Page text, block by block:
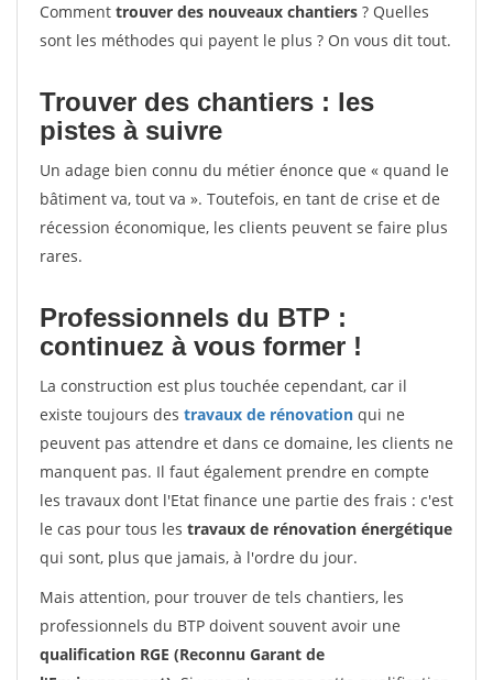
Comment trouver des nouveaux chantiers ? Quelles
sont les méthodes qui payent le plus ? On vous dit tout.
Trouver des chantiers : les
pistes à suivre
Un adage bien connu du métier énonce que « quand le
bâtiment va, tout va ». Toutefois, en tant de crise et de
récession économique, les clients peuvent se faire plus
rares.
Professionnels du BTP :
continuez à vous former !
La construction est plus touchée cependant, car il
existe toujours des travaux de rénovation qui ne
peuvent pas attendre et dans ce domaine, les clients ne
manquent pas. Il faut également prendre en compte
les travaux dont l'Etat finance une partie des frais : c'est
le cas pour tous les travaux de rénovation énergétique
qui sont, plus que jamais, à l'ordre du jour.
Mais attention, pour trouver de tels chantiers, les
professionnels du BTP doivent souvent avoir une
qualification RGE (Reconnu Garant de